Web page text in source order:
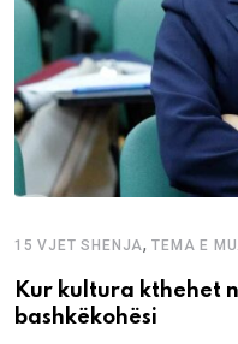
15 VJET SHENJA,TEMA E
Kur kultura kthehet
bashkëkohësi